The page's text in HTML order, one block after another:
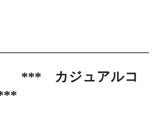
ュアルコ